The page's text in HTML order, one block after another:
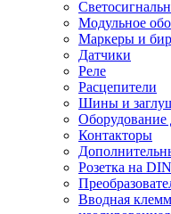
Модульное
Маркеры и
Датчики
Реле
Расцепители
Шины и
Оборудование
Контакторы
Розетка на
Вводная